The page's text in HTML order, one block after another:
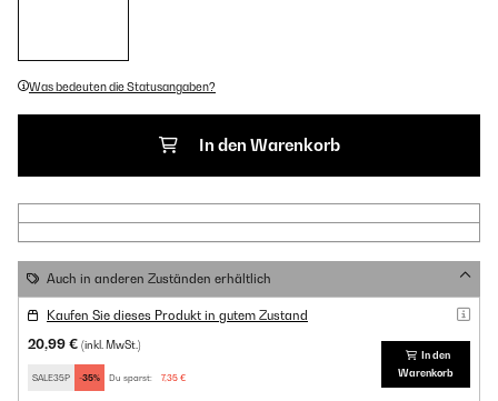
Was bedeuten die Statusangaben?
In den Warenkorb
Auch in anderen Zuständen erhältlich
Kaufen Sie dieses Produkt in gutem Zustand
20,99 € (inkl. MwSt.)
SALE35P -35% Du sparst: 7,35 €
In den
Warenkorb